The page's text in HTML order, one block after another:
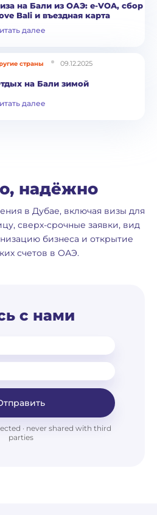
на Бали из ОАЭ: e-VOA, сбор
Bali и въездная карта
далее
страны 09.12.2025
на Бали зимой
далее
надёжно
в Дубае, включая визы для
сверх-срочные заявки, вид
бизнеса и открытие
счетов в ОАЭ.
с нами
· never shared with third
parties